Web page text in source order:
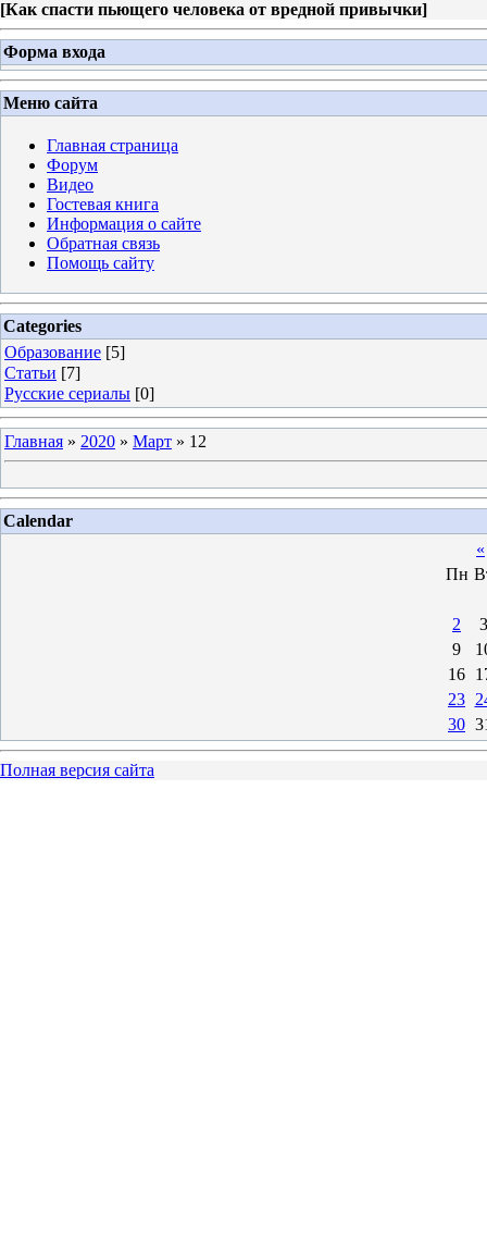
[Как спасти пьющего человека от вредной привычки]
Форма входа
Меню сайта
Главная страница
Форум
Видео
Гостевая книга
Информация о сайте
Обратная связь
Помощь сайту
Categories
Образование [5]
Статьи [7]
Русские сериалы [0]
Главная » 2020 » Март » 12
Calendar
«
Пн
2
3
9
16
23
30
Полная версия сайта